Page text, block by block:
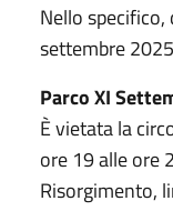
Nello
settembre
Parco XI
È vietata la
ore 19 alle ore
Risorgimento,